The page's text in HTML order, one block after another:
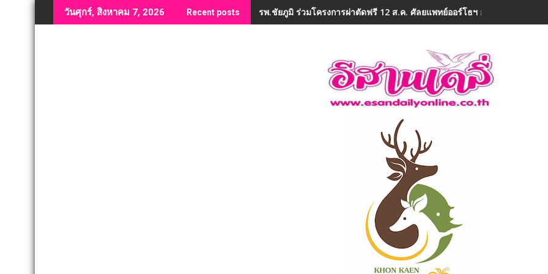
to
วันศุกร์, สิงหาคม 7, 2026 Recent posts รพ.ชัยภูมิ ร่วมโครงการผ่าตัดฟรี 12 ส.ค. ศัลยแพทย์ออร์โธฯ อาสา ถวายเป็นพร